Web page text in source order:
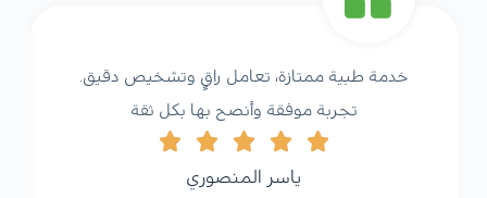
خدمة طبية ممتازة، تعامل راقٍ وتشخيص دقيق.
تجربة موفقة وأنصح بها بكل ثقة
ياسر المنصوري